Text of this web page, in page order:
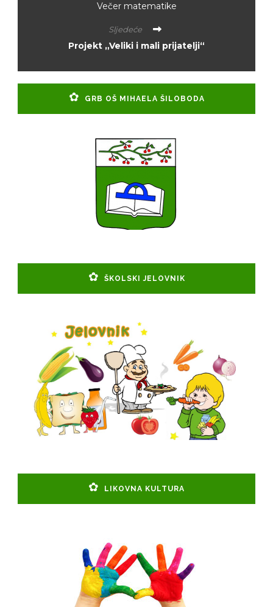
Večer matematike
Sljedeće
Projekt „Veliki i mali prijatelji“
GRB OŠ MIHAELA ŠILOBODA
ŠKOLSKI JELOVNIK
LIKOVNA KULTURA